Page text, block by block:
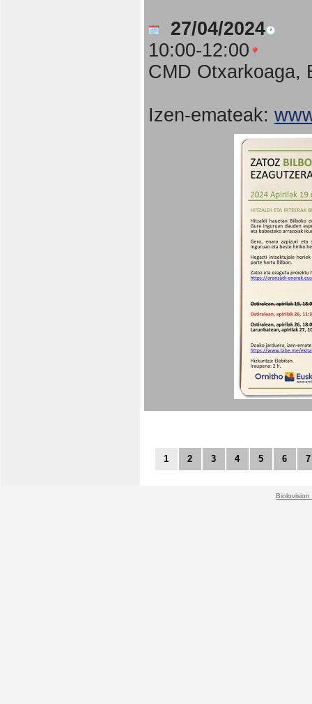
27/04/2024
10:00-12:00
CMD Otxarkoaga,
Izen-emateak:
1 2 3 4 5 6 7
Biolovision